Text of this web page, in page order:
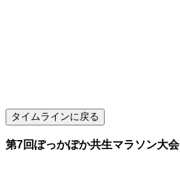
第7回ぽっかぽか共生マラソン大会